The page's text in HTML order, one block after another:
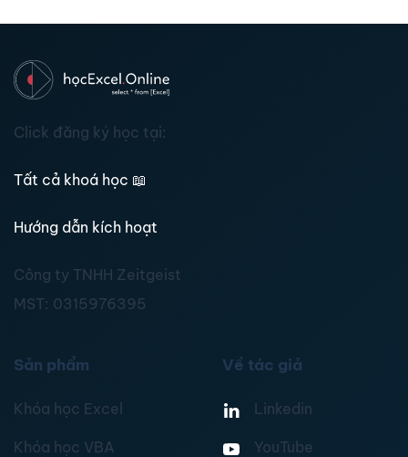
Click đăng ký học tại:
Tất cả khoá học 📖
Hướng dẫn kích hoạt
Công ty TNHH Zeitgeist
MST: 0315976395
Sản phẩm
Khóa học Excel
Khóa học VBA
Về tác giả
Linkedin
YouTube